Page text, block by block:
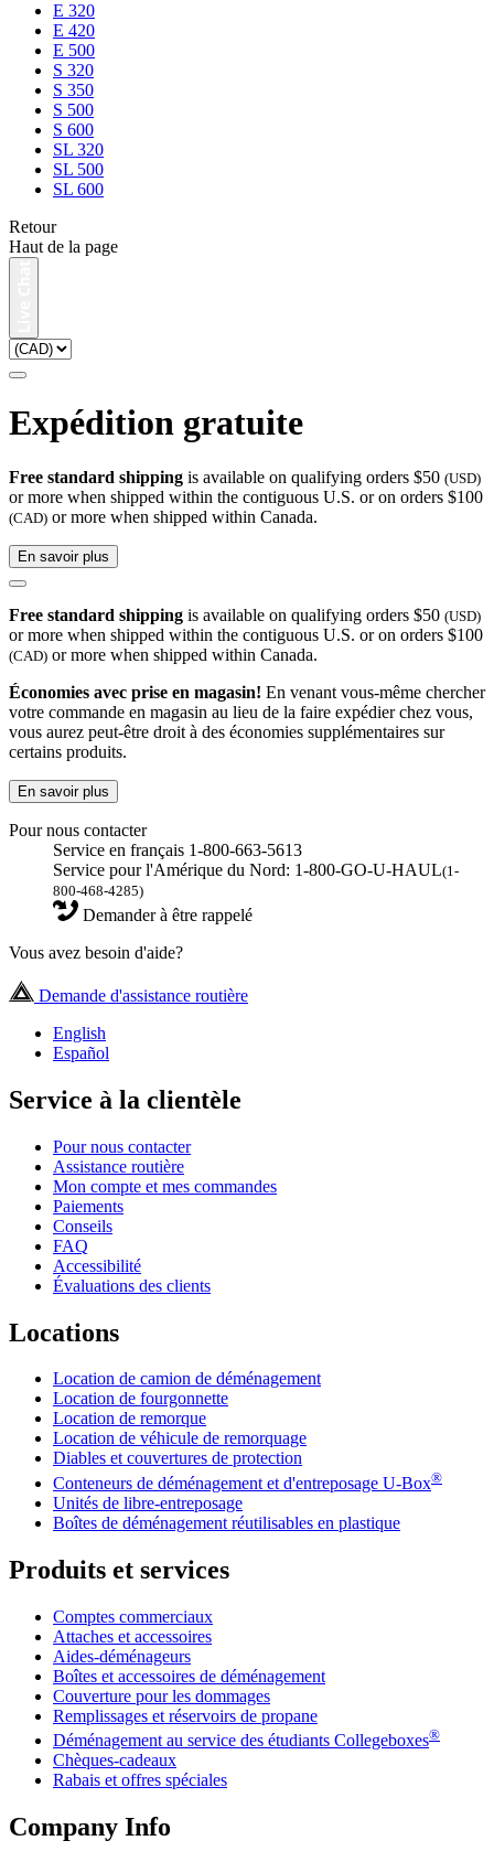
E 320
E 420
E 500
S 320
S 350
S 500
S 600
SL 320
SL 500
SL 600
Retour
Haut de la page
Expédition gratuite
Free standard shipping is available on qualifying orders $50 (USD)
or more when shipped within the contiguous U.S. or on orders $100
(CAD) or more when shipped within Canada.
En savoir plus
Free standard shipping is available on qualifying orders $50 (USD)
or more when shipped within the contiguous U.S. or on orders $100
(CAD) or more when shipped within Canada.
Économies avec prise en magasin! En venant vous-même chercher
votre commande en magasin au lieu de la faire expédier chez vous,
vous aurez peut-être droit à des économies supplémentaires sur
certains produits.
En savoir plus
Pour nous contacter
Service en français 1-800-663-5613
Service pour l'Amérique du Nord: 1-800-GO-U-HAUL(1-
800-468-4285)
Demander à être rappelé
Vous avez besoin d'aide?
Demande d'assistance routière
English
Español
Service à la clientèle
Pour nous contacter
Assistance routière
Mon compte et mes commandes
Paiements
Conseils
FAQ
Accessibilité
Évaluations des clients
Locations
Location de camion de déménagement
Location de fourgonnette
Location de remorque
Location de véhicule de remorquage
Diables et couvertures de protection
Conteneurs de déménagement et d'entreposage U-Box®
Unités de libre-entreposage
Boîtes de déménagement réutilisables en plastique
Produits et services
Comptes commerciaux
Attaches et accessoires
Aides-déménageurs
Boîtes et accessoires de déménagement
Couverture pour les dommages
Remplissages et réservoirs de propane
Déménagement au service des étudiants Collegeboxes®
Chèques-cadeaux
Rabais et offres spéciales
Company Info